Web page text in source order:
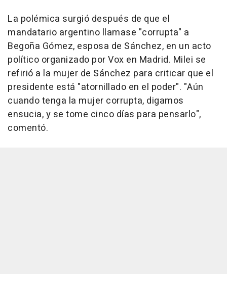
La polémica surgió después de que el
mandatario argentino llamase "corrupta" a
Begoña Gómez, esposa de Sánchez, en un acto
político organizado por Vox en Madrid. Milei se
refirió a la mujer de Sánchez para criticar que el
presidente está "atornillado en el poder". "Aún
cuando tenga la mujer corrupta, digamos
ensucia, y se tome cinco días para pensarlo",
comentó.